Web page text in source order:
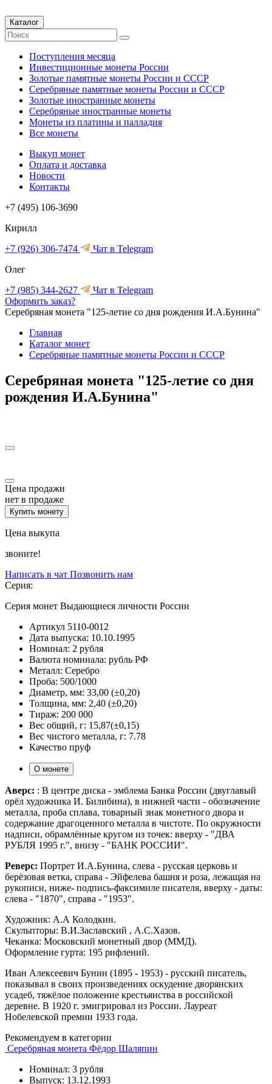
Каталог
Поступления месяца
Инвестиционные монеты России
Золотые памятные монеты России и СССР
Серебряные памятные монеты России и СССР
Золотые иностранные монеты
Серебряные иностранные монеты
Монеты из платины и палладия
Все монеты
Выкуп монет
Оплата и доставка
Новости
Контакты
+7 (495) 106-3690
Кирилл
+7 (926) 306-7474
Чат в Telegram
Олег
+7 (985) 344-2627
Чат в Telegram
Оформить заказ?
Серебряная монета "125-летие со дня рождения И.А.Бунина"
Главная
Каталог монет
Серебряные памятные монеты России и СССР
Серебряная монета "125-летие со дня
рождения И.А.Бунина"
Цена продажи
нет в продаже
Купить монету
Цена выкупа
звоните!
Написать в чат Позвонить нам
Серия:
Серия монет Выдающиеся личности России
Артикул 5110-0012
Дата выпуска: 10.10.1995
Номинал: 2 рубля
Валюта номинала: рубль РФ
Металл: Серебро
Проба: 500/1000
Диаметр, мм: 33,00 (±0,20)
Толщина, мм: 2,40 (±0,20)
Тираж: 200 000
Вес общий, г: 15,87(±0,15)
Вес чистого металла, г: 7.78
Качество пруф
О монете
Аверс: : В центре диска - эмблема Банка России (двуглавый
орёл художника И. Билибина), в нижней части - обозначение
металла, проба сплава, товарный знак монетного двора и
содержание драгоценного металла в чистоте. По окружности
надписи, обрамлённые кругом из точек: вверху - "ДВА
РУБЛЯ 1995 г.", внизу - "БАНК РОССИИ".
Реверс: Портрет И.А.Бунина, слева - русская церковь и
берёзовая ветка, справа - Эйфелева башня и роза, лежащая на
рукописи, ниже- подпись-факсимиле писателя, вверху - даты:
слева - "1870", справа - "1953".
Художник: А.А Колодкин.
Скульпторы: В.И.Заславский , А.С.Хазов.
Чеканка: Московский монетный двор (ММД).
Оформление гурта: 195 рифлений.
Иван Алексеевич Бунин (1895 - 1953) - русский писатель,
показывал в своих произведениях оскудение дворянских
усадеб, тяжёлое положение крестьянства в российской
деревне. В 1920 г. эмигрировал из России. Лауреат
Нобелевской премии 1933 года.
Рекомендуем в категории
Серебряная монета Фёдор Шаляпин
Номинал: 3 рубля
Выпуск: 13.12.1993